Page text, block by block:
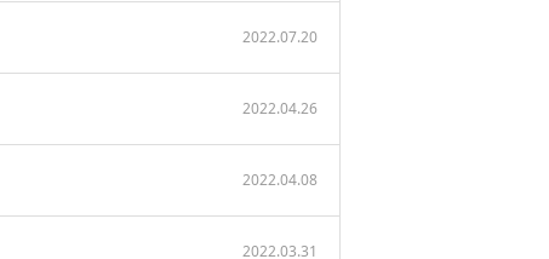
2022.07.20
2022.04.26
2022.04.08
2022.03.31